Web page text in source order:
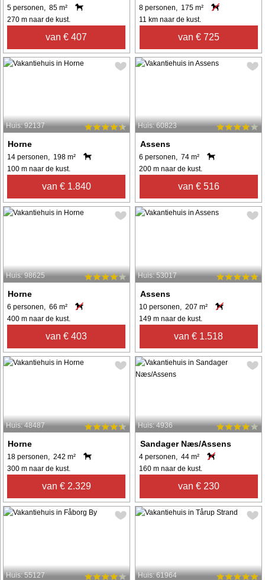
5 personen, 85 m²
270 m naar de kust.
van € 407
8 personen, 175 m²
11 km naar de kust.
van € 725
Huis: 92137
Horne
14 personen, 198 m²
100 m naar de kust.
van € 1.840
Huis: 60823
Assens
6 personen, 74 m²
200 m naar de kust.
van € 516
Huis: 98625
Horne
6 personen, 66 m²
400 m naar de kust.
van € 403
Huis: 53017
Assens
10 personen, 207 m²
149 m naar de kust.
van € 1.518
Huis: 48487
Horne
18 personen, 242 m²
300 m naar de kust.
van € 2.329
Huis: 4936
Sandager Næs/Assens
4 personen, 44 m²
160 m naar de kust.
van € 230
Huis: 55127 Huis: 61964